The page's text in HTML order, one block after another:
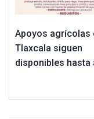
Apoyos agrícolas
Tlaxcala siguen
disponibles hasta